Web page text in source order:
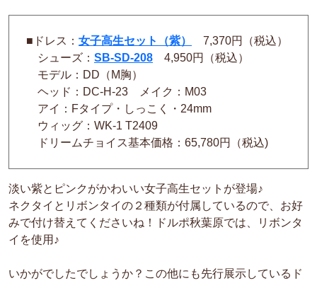
■ドレス： 女子高生セット（紫）
7,370円（税込）
シューズ： SB-SD-208 4,950円（税込）
モデル：DD（M胸）
ヘッド：DC-H-23 メイク：M03
アイ：Fタイプ・しっこく・24mm
ウィッグ：WK-1 T2409
ドリームチョイス基本価格：65,780円（税込)
淡い紫とピンクがかわいい女子高生セットが登場♪
ネクタイとリボンタイの２種類が付属しているので、お好
みで付け替えてくださいね！ドルポ秋葉原では、リボンタ
イを使用♪
いかがでしたでしょうか？この他にも先行展示しているド